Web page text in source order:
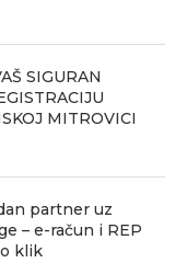
SIGURAN
MITROVICI
partner uz
– e-račun i REP
klik